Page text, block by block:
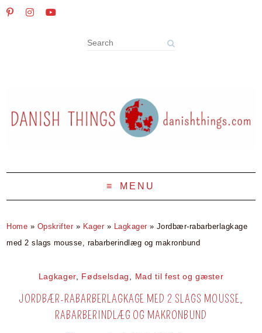
MENU
Home » Opskrifter » Kager » Lagkager » Jordbær-rabarberlagkage
med 2 slags mousse, rabarberindlæg og makronbund
Lagkager, Fødselsdag , Mad til fest og gæster
JORDBÆR-RABARBERLAGKAGE MED 2 SLAGS MOUSSE,
RABARBERINDLÆG OG MAKRONBUND